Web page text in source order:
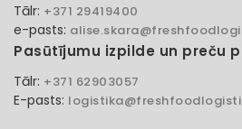
Tālr: +371 29419400
e-pasts:
Pasūtījumu izpilde un preču
Tālr: +371 62903057
E-pasts: